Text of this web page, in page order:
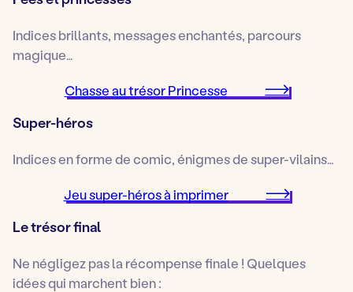
Indices brillants, messages enchantés, parcours
magique…
Chasse au trésor Princesse
Super-héros
Indices en forme de comic, énigmes de super-vilains…
Jeu super-héros à imprimer
Le trésor final
Ne négligez pas la récompense finale ! Quelques
idées qui marchent bien :